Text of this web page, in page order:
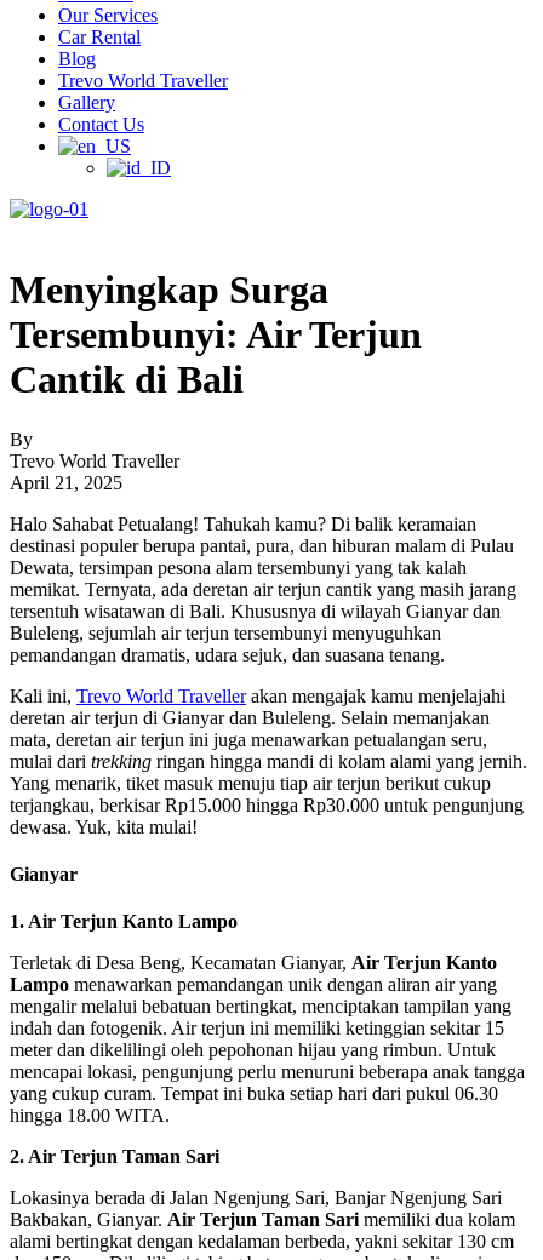
Our Services
Car Rental
Blog
Trevo World Traveller
Gallery
Contact Us
Menyingkap Surga
Tersembunyi: Air Terjun
Cantik di Bali
By
Trevo World Traveller
April 21, 2025
Halo Sahabat Petualang! Tahukah kamu? Di balik keramaian
destinasi populer berupa pantai, pura, dan hiburan malam di Pulau
Dewata, tersimpan pesona alam tersembunyi yang tak kalah
memikat. Ternyata, ada deretan air terjun cantik yang masih jarang
tersentuh wisatawan di Bali. Khususnya di wilayah Gianyar dan
Buleleng, sejumlah air terjun tersembunyi menyuguhkan
pemandangan dramatis, udara sejuk, dan suasana tenang.
Kali ini, Trevo World Travellerakan mengajak kamu menjelajahi
deretan air terjun di Gianyar dan Buleleng. Selain memanjakan
mata, deretan air terjun ini juga menawarkan petualangan seru,
mulai dari trekking ringan hingga mandi di kolam alami yang jernih.
Yang menarik, tiket masuk menuju tiap air terjun berikut cukup
terjangkau, berkisar Rp15.000 hingga Rp30.000 untuk pengunjung
dewasa. Yuk, kita mulai!
Gianyar
1. Air Terjun Kanto Lampo
Terletak di Desa Beng, Kecamatan Gianyar, Air Terjun Kanto
Lampo menawarkan pemandangan unik dengan aliran air yang
mengalir melalui bebatuan bertingkat, menciptakan tampilan yang
indah dan fotogenik. Air terjun ini memiliki ketinggian sekitar 15
meter dan dikelilingi oleh pepohonan hijau yang rimbun. Untuk
mencapai lokasi, pengunjung perlu menuruni beberapa anak tangga
yang cukup curam. Tempat ini buka setiap hari dari pukul 06.30
hingga 18.00 WITA.
2. Air Terjun Taman Sari
Lokasinya berada di Jalan Ngenjung Sari, Banjar Ngenjung Sari
Bakbakan, Gianyar. Air Terjun Taman Sarimemiliki dua kolam
alami bertingkat dengan kedalaman berbeda, yakni sekitar 130 cm